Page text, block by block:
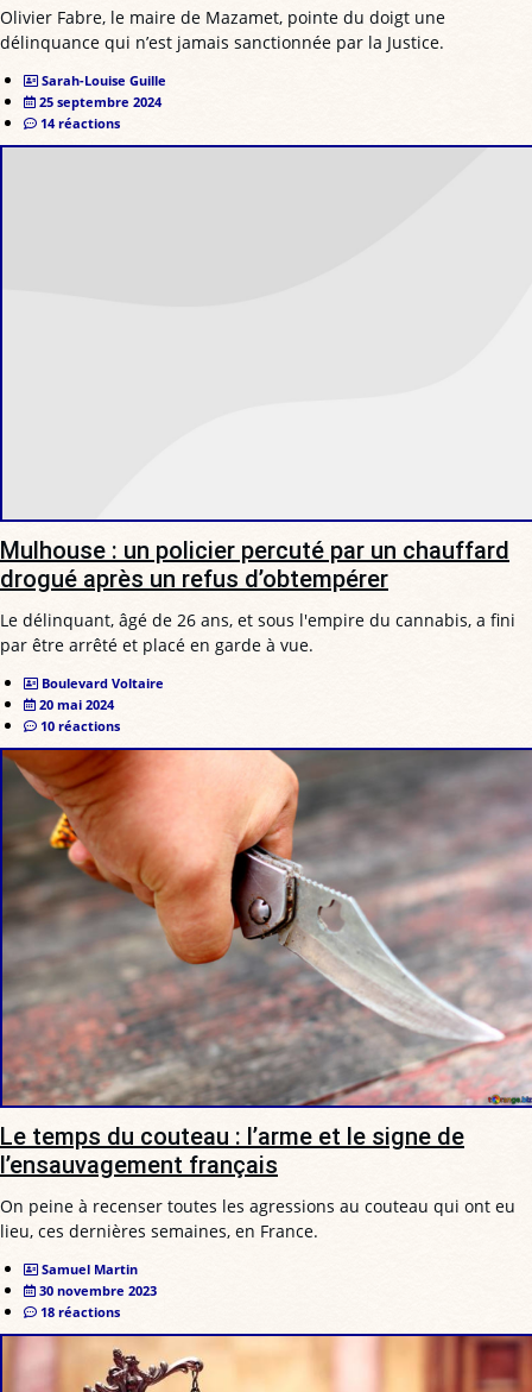
Olivier Fabre, le maire de Mazamet, pointe du doigt une
délinquance qui n’est jamais sanctionnée par la Justice.
Sarah-Louise Guille
25 septembre 2024
14 réactions
Mulhouse : un policier percuté par un chauffard
drogué après un refus d’obtempérer
Le délinquant, âgé de 26 ans, et sous l'empire du cannabis, a fini
par être arrêté et placé en garde à vue.
Boulevard Voltaire
20 mai 2024
10 réactions
Le temps du couteau : l’arme et le signe de
l’ensauvagement français
On peine à recenser toutes les agressions au couteau qui ont eu
lieu, ces dernières semaines, en France.
Samuel Martin
30 novembre 2023
18 réactions